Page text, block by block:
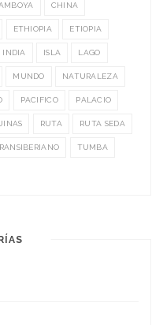
CHINA
ETHIOPIA ETIOPIA
INDIA ISLA LAGO
MUNDO NATURALEZA
PACIFICO PALACIO
RUTA RUTA SEDA
TUMBA